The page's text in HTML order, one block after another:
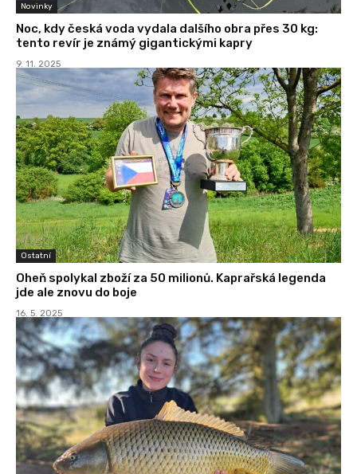
Novinky
Noc, kdy česká voda vydala dalšího obra přes 30 kg:
tento revír je známý gigantickými kapry
9. 11. 2025
Ostatní
Oheň spolykal zboží za 50 milionů. Kaprařská legenda
jde ale znovu do boje
16. 5. 2025